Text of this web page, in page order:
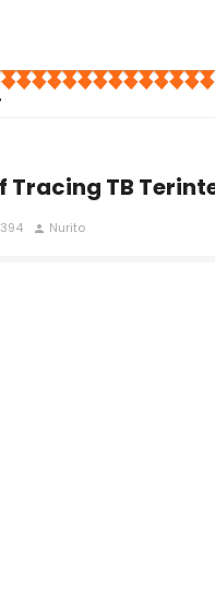
Tracing TB
394 person Nurito